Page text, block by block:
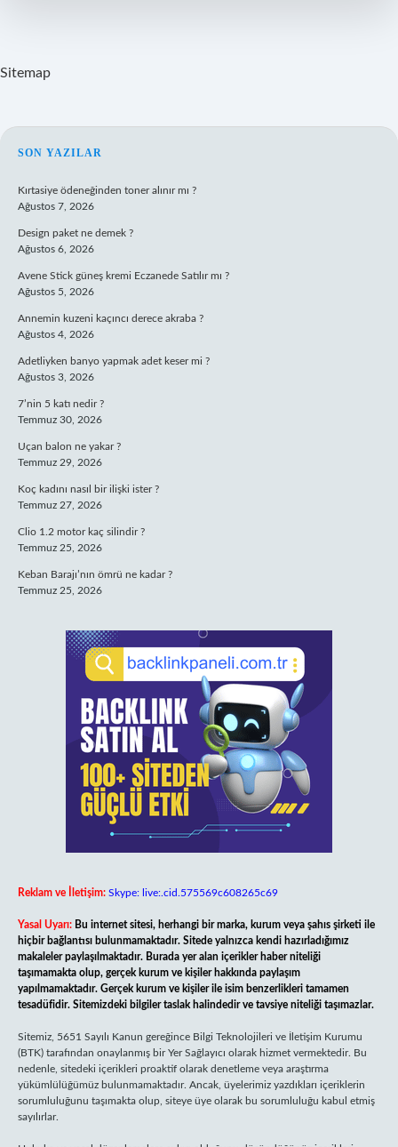
Sitemap
SIDEBAR
SON YAZILAR
Kırtasiye ödeneğinden toner alınır mı ?
Ağustos 7, 2026
Design paket ne demek ?
Ağustos 6, 2026
Avene Stick güneş kremi Eczanede Satılır mı ?
Ağustos 5, 2026
Annemin kuzeni kaçıncı derece akraba ?
Ağustos 4, 2026
Adetliyken banyo yapmak adet keser mi ?
Ağustos 3, 2026
7’nin 5 katı nedir ?
Temmuz 30, 2026
Uçan balon ne yakar ?
Temmuz 29, 2026
Koç kadını nasıl bir ilişki ister ?
Temmuz 27, 2026
Clio 1.2 motor kaç silindir ?
Temmuz 25, 2026
Keban Barajı’nın ömrü ne kadar ?
Temmuz 25, 2026
Reklam ve İletişim: Skype: live:.cid.575569c608265c69
Yasal Uyarı: Bu internet sitesi, herhangi bir marka, kurum veya şahıs şirketi ile
hiçbir bağlantısı bulunmamaktadır. Sitede yalnızca kendi hazırladığımız
makaleler paylaşılmaktadır. Burada yer alan içerikler haber niteliği
taşımamakta olup, gerçek kurum ve kişiler hakkında paylaşım
yapılmamaktadır. Gerçek kurum ve kişiler ile isim benzerlikleri tamamen
tesadüfidir. Sitemizdeki bilgiler taslak halindedir ve tavsiye niteliği taşımazlar.
Sitemiz, 5651 Sayılı Kanun gereğince Bilgi Teknolojileri ve İletişim Kurumu
(BTK) tarafından onaylanmış bir Yer Sağlayıcı olarak hizmet vermektedir. Bu
nedenle, sitedeki içerikleri proaktif olarak denetleme veya araştırma
yükümlülüğümüz bulunmamaktadır. Ancak, üyelerimiz yazdıkları içeriklerin
sorumluluğunu taşımakta olup, siteye üye olarak bu sorumluluğu kabul etmiş
sayılırlar.